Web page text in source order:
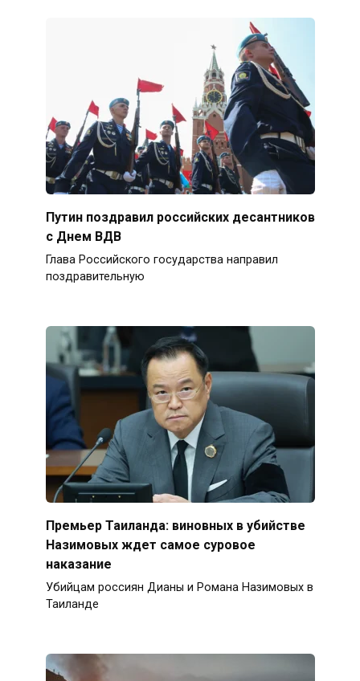
Путин поздравил российских десантников
с Днем ВДВ
Глава Российского государства направил
поздравительную
Премьер Таиланда: виновных в убийстве
Назимовых ждет самое суровое
наказание
Убийцам россиян Дианы и Романа Назимовых в
Таиланде